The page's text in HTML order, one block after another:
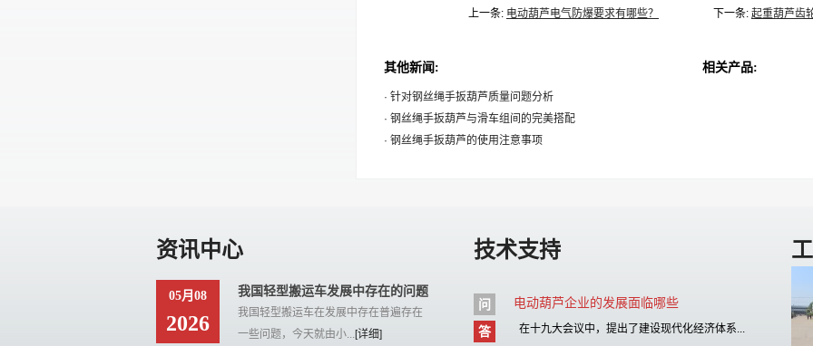
上一条: 电动葫芦电气防爆要求有哪些？ 下一条: 起重葫芦齿
其他新闻:
· 针对钢丝绳手扳葫芦质量问题分析
· 钢丝绳手扳葫芦与滑车组间的完美搭配
· 钢丝绳手扳葫芦的使用注意事项
相关产品:
资讯中心
05月08
2026
我国轻型搬运车发展中存在的问题
我国轻型搬运车在发展中存在普遍存在
一些问题，今天就由小...[详细]
技术支持
问
电动葫芦企业的发展面临哪些
答
在十九大会议中，提出了建设现代化经济体系...